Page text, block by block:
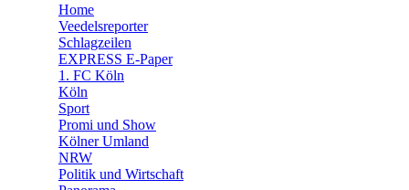
Home
Veedelsreporter
Schlagzeilen
EXPRESS E-Paper
1. FC Köln
Köln
Sport
Promi und Show
Kölner Umland
NRW
Politik und Wirtschaft